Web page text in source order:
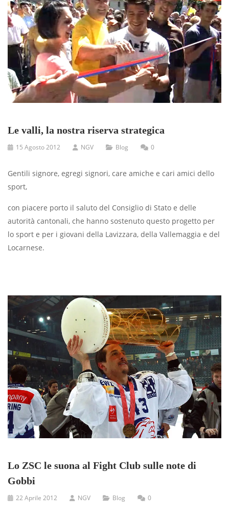
Le valli, la nostra riserva strategica
15 Agosto 2012 NGV Blog 0
Gentili signore, egregi signori, care amiche e cari amici dello
sport,
con piacere porto il saluto del Consiglio di Stato e delle
autorità cantonali, che hanno sostenuto questo progetto per
lo sport e per i giovani della Lavizzara, della Vallemaggia e del
Locarnese.
Lo ZSC le suona al Fight Club sulle note di
Gobbi
22 Aprile 2012 NGV Blog 0